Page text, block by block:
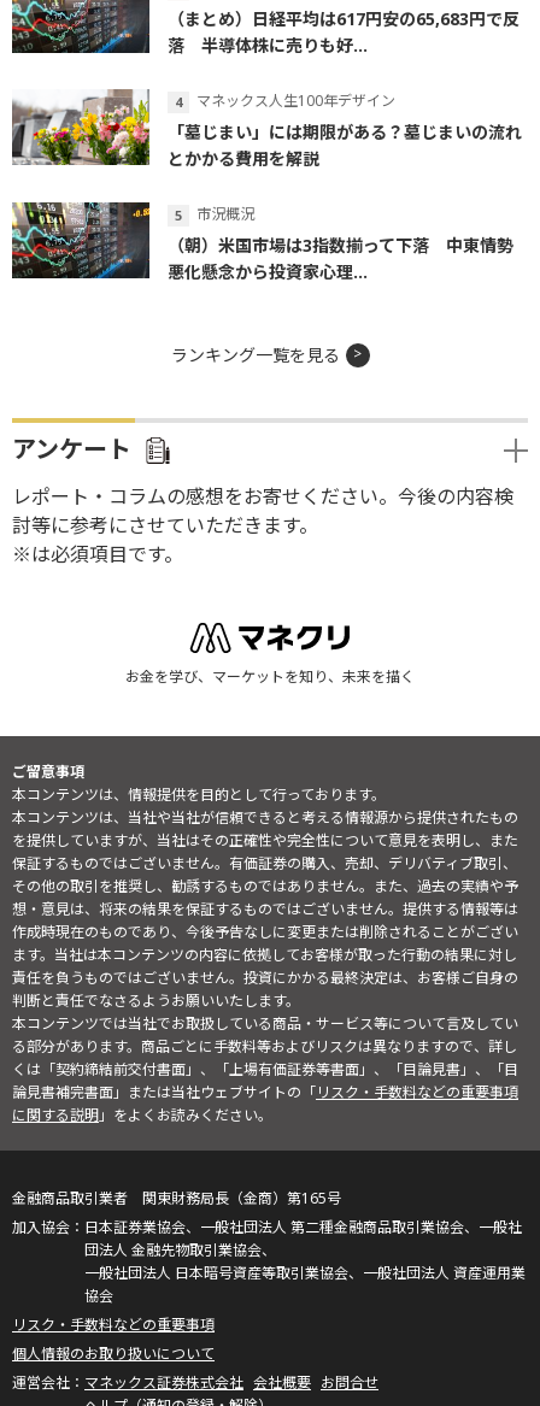
（まとめ）日経平均は617円安の65,683円で反
落 半導体株に売りも好...
マネックス人生100年デザイン
「墓じまい」には期限がある？墓じまいの流れ
とかかる費用を解説
市況概況
（朝）米国市場は3指数揃って下落 中東情勢
悪化懸念から投資家心理...
ランキング一覧を見る
アンケート
レポート・コラムの感想をお寄せください。今後の内容検
討等に参考にさせていただきます。
※は必須項目です。
お金を学び、マーケットを知り、未来を描く
ご留意事項
本コンテンツは、情報提供を目的として行っております。
本コンテンツは、当社や当社が信頼できると考える情報源から提供されたもの
を提供していますが、当社はその正確性や完全性について意見を表明し、また
保証するものではございません。有価証券の購入、売却、デリバティブ取引、
その他の取引を推奨し、勧誘するものではありません。また、過去の実績や予
想・意見は、将来の結果を保証するものではございません。提供する情報等は
作成時現在のものであり、今後予告なしに変更または削除されることがござい
ます。当社は本コンテンツの内容に依拠してお客様が取った行動の結果に対し
責任を負うものではございません。投資にかかる最終決定は、お客様ご自身の
判断と責任でなさるようお願いいたします。
本コンテンツでは当社でお取扱している商品・サービス等について言及してい
る部分があります。商品ごとに手数料等およびリスクは異なりますので、詳し
くは「契約締結前交付書面」、「上場有価証券等書面」、「目論見書」、「目
論見書補完書面」または当社ウェブサイトの「リスク・手数料などの重要事項
に関する説明」をよくお読みください。
金融商品取引業者 関東財務局長（金商）第165号
日本証券業協会、一般社団法人 第二種金融商品取引業協会、一般社
団法人 金融先物取引業協会、
一般社団法人 日本暗号資産等取引業協会、一般社団法人 資産運用業
協会
リスク・手数料などの重要事項
個人情報のお取り扱いについて
マネックス証券株式会社 会社概要 お問合せ